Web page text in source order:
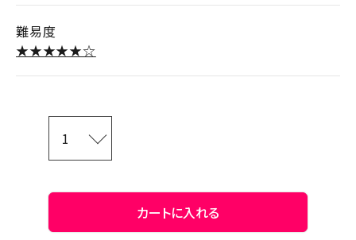
難易度
★★★★★☆
カートに入れる